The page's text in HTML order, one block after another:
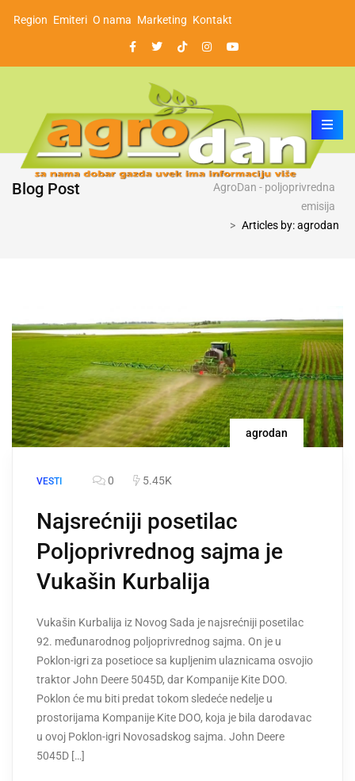
Region Emiteri O nama Marketing Kontakt
Blog Post
AgroDan - poljoprivredna
emisija
> Articles by: agrodan
agrodan
VESTI 0 5.45K
Najsrećniji posetilac
Poljoprivrednog sajma je
Vukašin Kurbalija
Vukašin Kurbalija iz Novog Sada je najsrećniji posetilac
92. međunarodnog poljoprivrednog sajma. On je u
Poklon-igri za posetioce sa kupljenim ulaznicama osvojio
traktor John Deere 5045D, dar Kompanije Kite DOO.
Poklon će mu biti predat tokom sledeće nedelje u
prostorijama Kompanije Kite DOO, koja je bila darodavac
u ovoj Poklon-igri Novosadskog sajma. John Deere
5045D […]